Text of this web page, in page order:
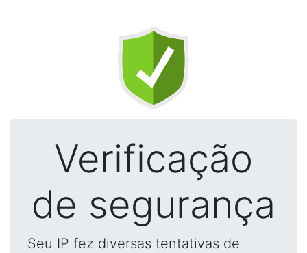
Verificação
de segurança
Seu IP fez diversas tentativas de